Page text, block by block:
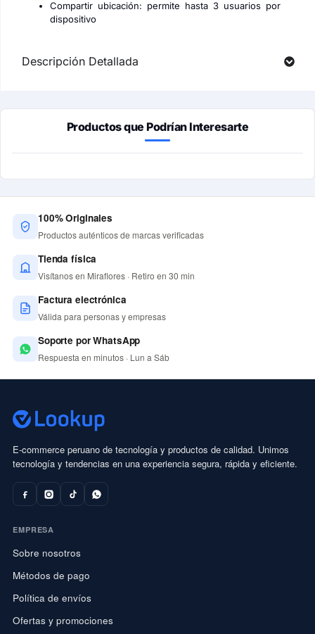
Compartir ubicación: permite hasta 3 usuarios por
dispositivo
Descripción Detallada
Productos que Podrían Interesarte
100% Originales
Productos auténticos de marcas verificadas
Tienda física
Visítanos en Miraflores · Retiro en 30 min
Factura electrónica
Válida para personas y empresas
Soporte por WhatsApp
Respuesta en minutos · Lun a Sáb
E-commerce peruano de tecnología y productos de calidad. Unimos
tecnología y tendencias en una experiencia segura, rápida y eficiente.
EMPRESA
Sobre nosotros
Métodos de pago
Política de envíos
Ofertas y promociones